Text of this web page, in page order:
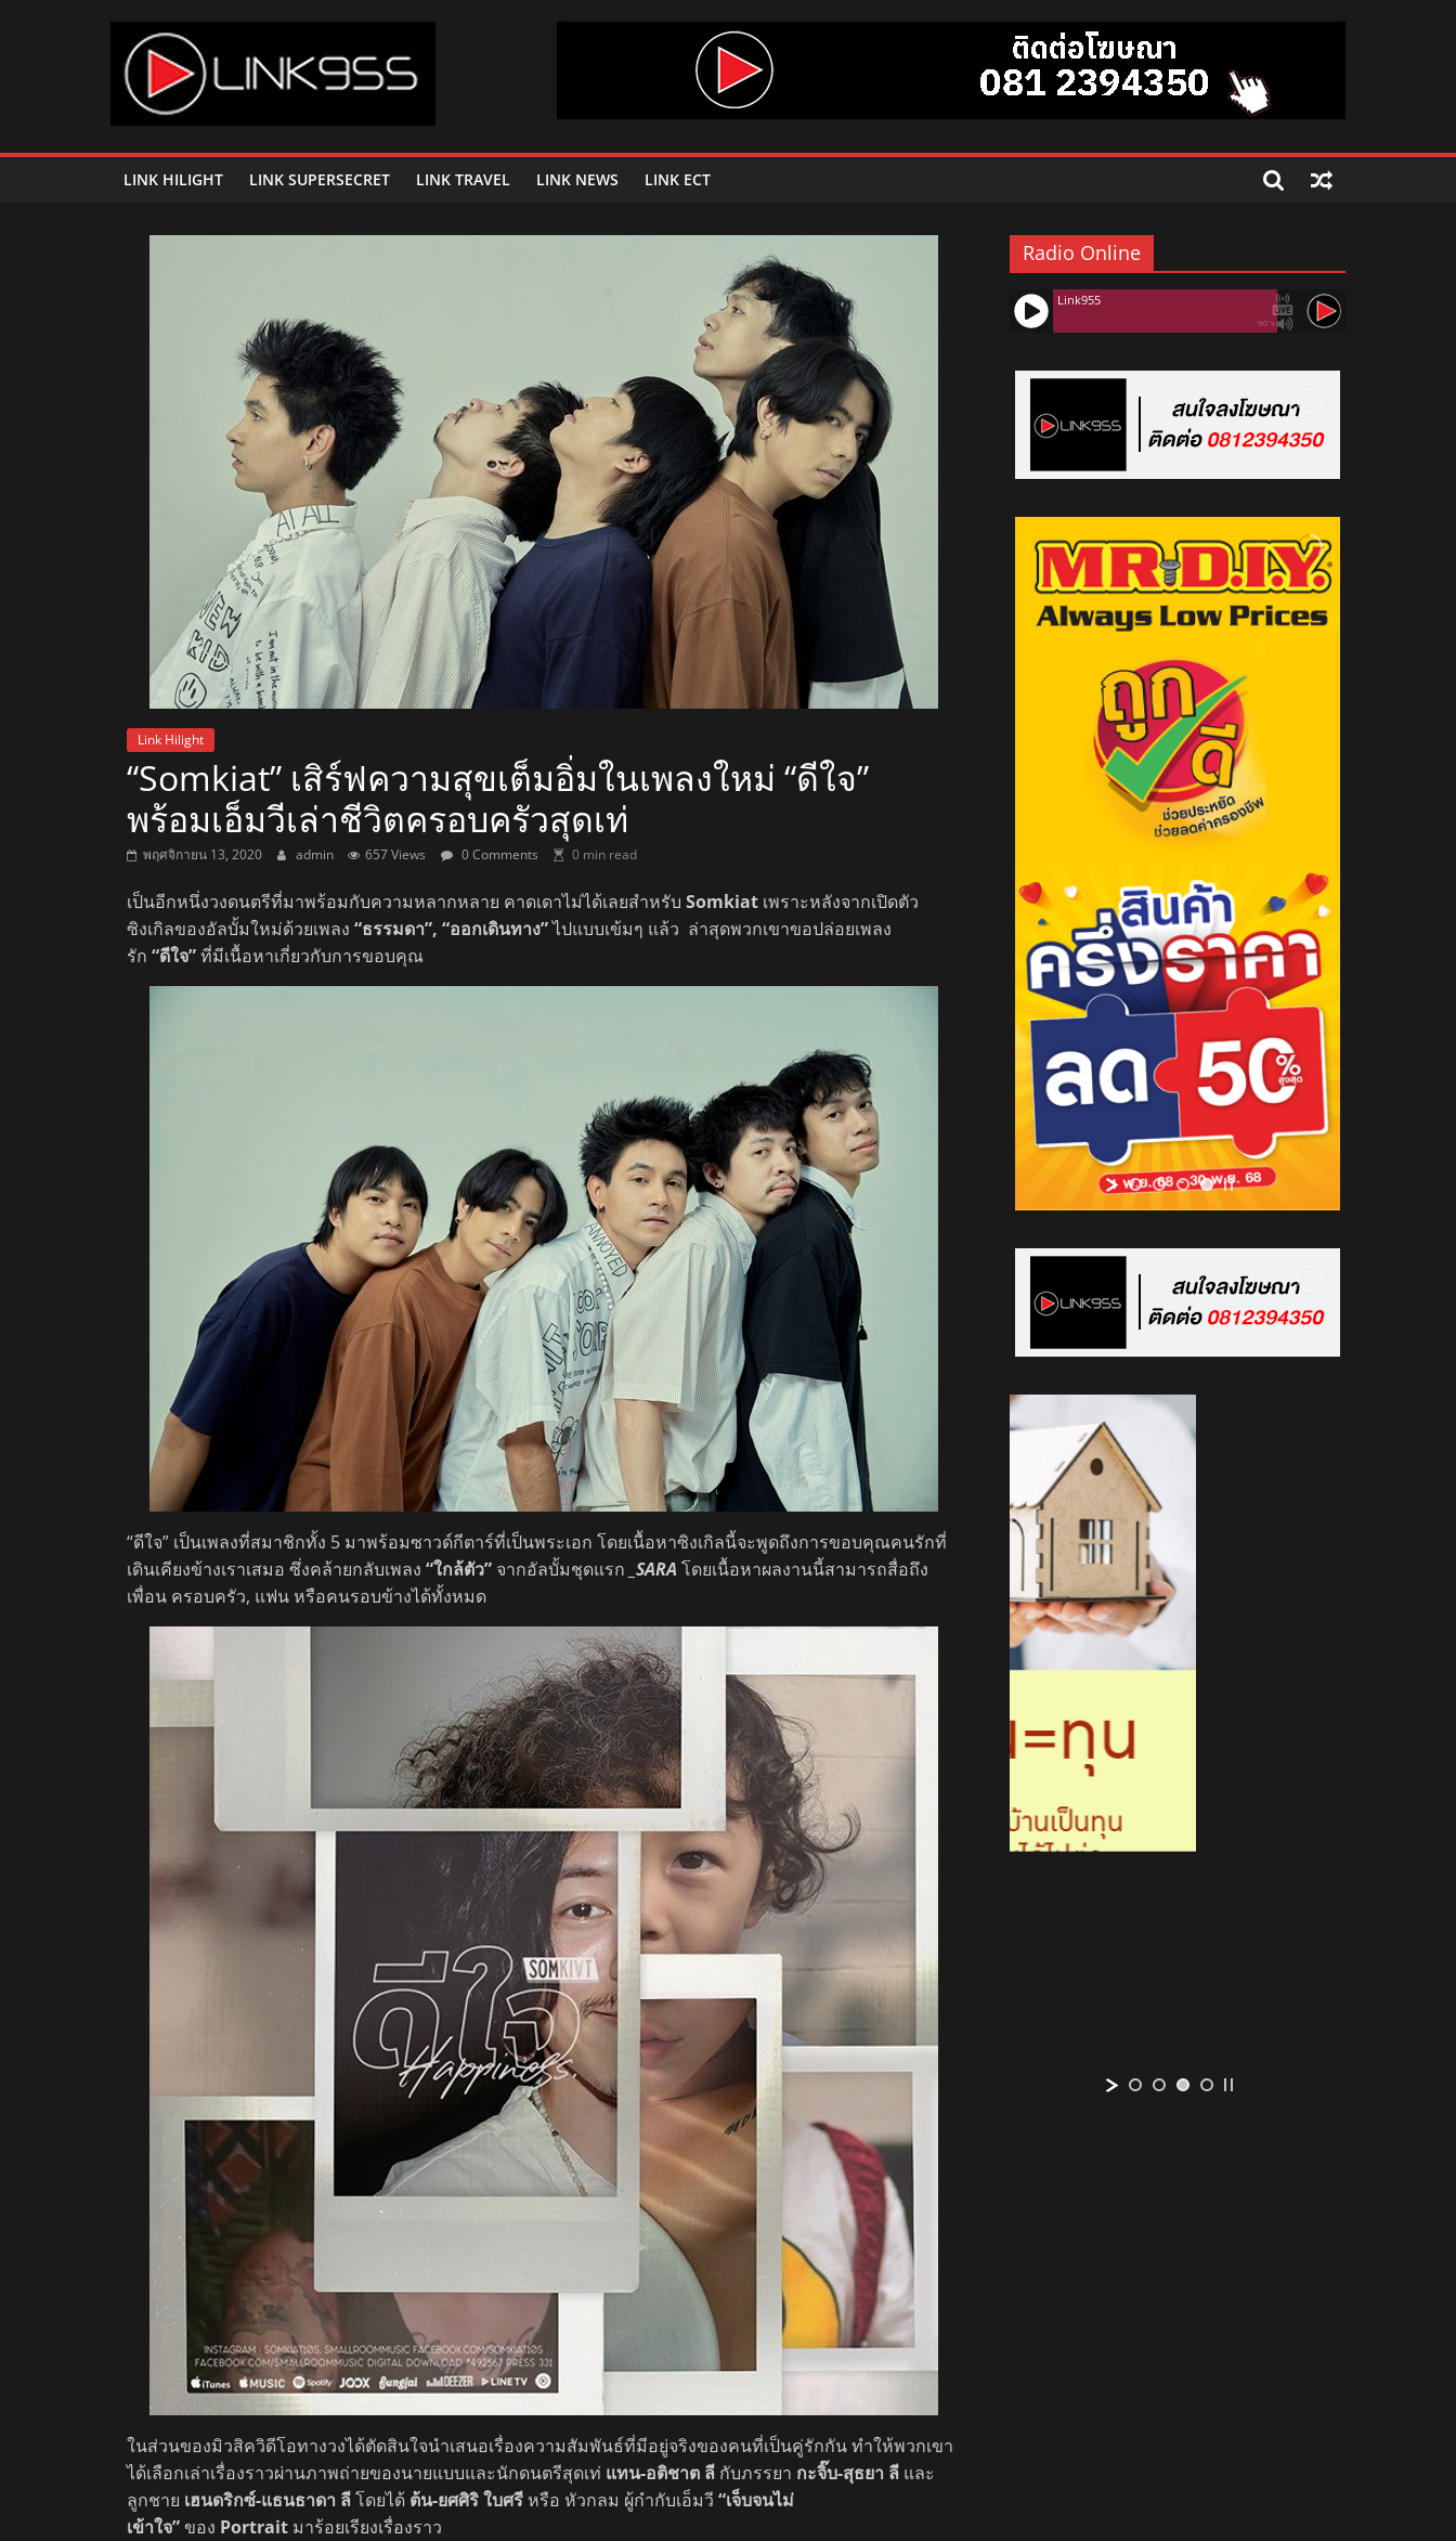
Link
95.5
คลื่น
FM
ลพบุรี
สถานี
วิทยุ
ลพบุรี
วิทยุ
FM
LINK HILIGHT LINK SUPERSECRET LINK TRAVEL LINK NEWS LINK ECT
Link Hilight
“Somkiat” เสิร์ฟความสุขเต็มอิ่มในเพลงใหม่ “ดีใจ”
พร้อมเอ็มวีเล่าชีวิตครอบครัวสุดเท่
พฤศจิกายน 13, 2020 admin 657 Views 0 Comments 0 min read
เป็นอีกหนึ่งวงดนตรีที่มาพร้อมกับความหลากหลาย คาดเดาไม่ได้เลยสำหรับ Somkiat เพราะหลังจากเปิดตัว
ซิงเกิลของอัลบั้มใหม่ด้วยเพลง “ธรรมดา”, “ออกเดินทาง”ไปแบบเข้มๆ แล้ว ล่าสุดพวกเขาขอปล่อยเพลง
รัก “ดีใจ”ที่มีเนื้อหาเกี่ยวกับการขอบคุณ
“ดีใจ” เป็นเพลงที่สมาชิกทั้ง 5 มาพร้อมซาวด์กีตาร์ที่เป็นพระเอก โดยเนื้อหาซิงเกิลนี้จะพูดถึงการขอบคุณคนรักที่
เดินเคียงข้างเราเสมอ ซึ่งคล้ายกลับเพลง “ใกล้ตัว” จากอัลบั้มชุดแรก _SARA โดยเนื้อหาผลงานนี้สามารถสื่อถึง
เพื่อน ครอบครัว, แฟน หรือคนรอบข้างได้ทั้งหมด
ในส่วนของมิวสิควิดีโอทางวงได้ตัดสินใจนำเสนอเรื่องความสัมพันธ์ที่มีอยู่จริงของคนที่เป็นคู่รักกัน ทำให้พวกเขา
ได้เลือกเล่าเรื่องราวผ่านภาพถ่ายของนายแบบและนักดนตรีสุดเท่ แทน-อติชาต ลี กับภรรยา กะจิ๊บ-สุธยา ลี และ
ลูกชาย เฮนดริกซ์-แธนธาดา ลีโดยได้ ต้น-ยศศิริ ใบศรี หรือ หัวกลม ผู้กำกับเอ็มวี “เจ็บจนไม่
เข้าใจ”ของ Portrait มาร้อยเรียงเรื่องราว
Radio Online
90%
Link955